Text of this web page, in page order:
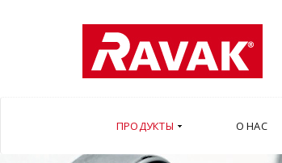
ПРОДУКТЫ О НАС